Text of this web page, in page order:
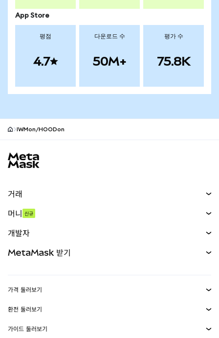
App Store
평점
4.7
다운로드 수
50M+
평가 수
75.8K
IWMon/HOODon
거래
무기한 선물
실물자산
머니 신규
개발자
MetaMask Connect
Snaps
MetaMask 받기
보안
가격 둘러보기
이더리움 가격
솔라나 가격
환전 둘러보기
ETH를 USD로 환전
가이드 둘러보기